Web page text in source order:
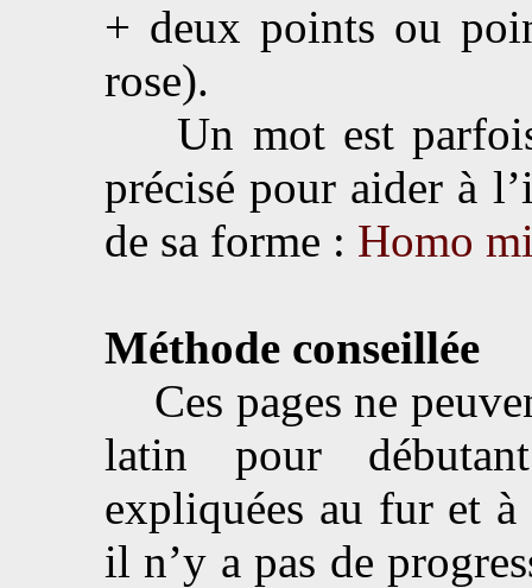
+ deux points ou
rose).
Un mot est parfois
précisé pour aider à
de sa forme : Homo
Méthode conseillée
Ces pages ne
latin pour
expliquées au fur et à
il n’y a pas de